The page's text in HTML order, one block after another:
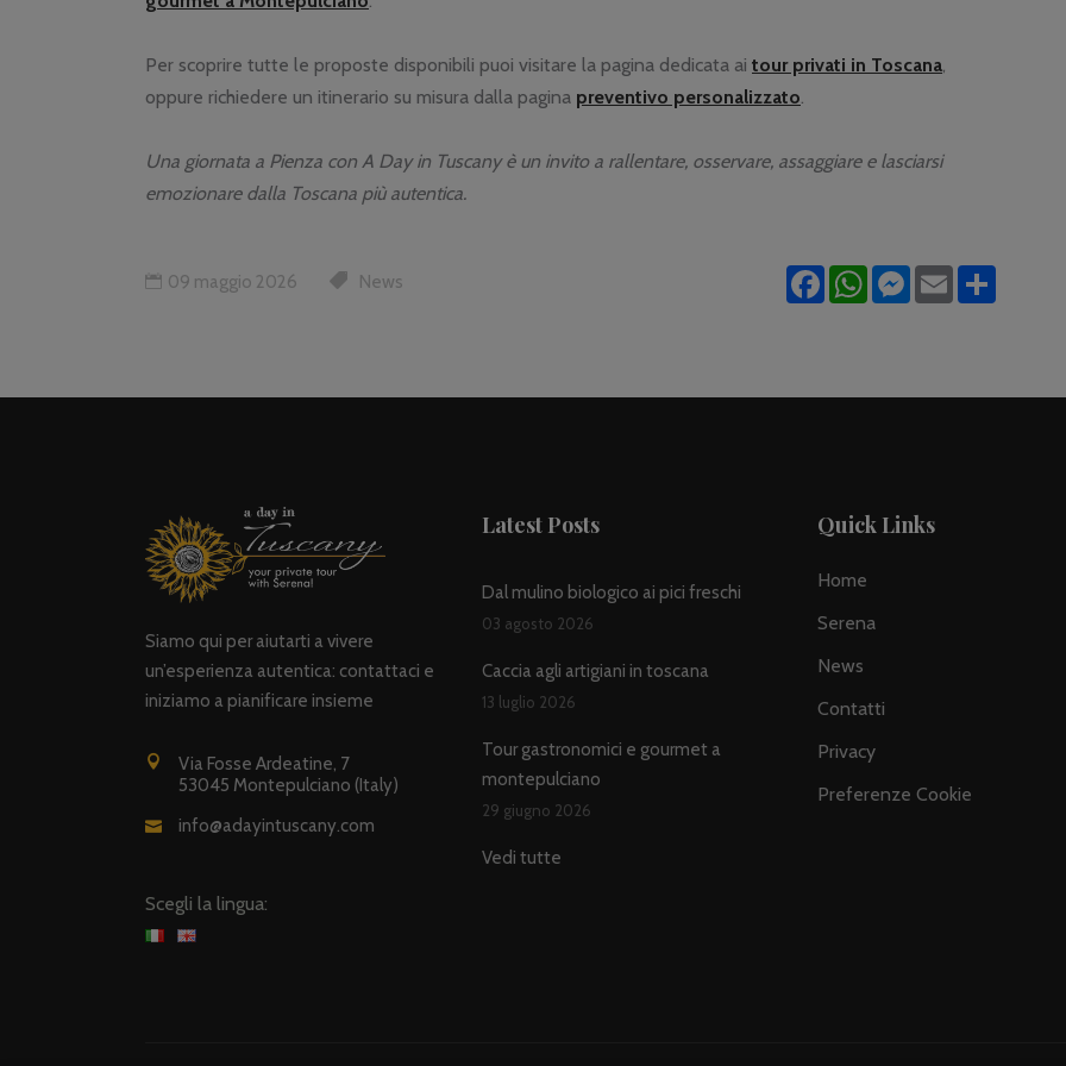
Per scoprire tutte le proposte disponibili puoi visitare la pagina dedicata ai tour privati in Toscana,
oppure richiedere un itinerario su misura dalla pagina preventivo personalizzato.
Una giornata a Pienza con A Day in Tuscany è un invito a rallentare, osservare, assaggiare e lasciarsi
emozionare dalla Toscana più autentica.
09 maggio 2026 News FacebookWhatsAppMessenger
EmailShare
Siamo qui per aiutarti a vivere
un’esperienza autentica: contattaci e
iniziamo a pianificare insieme
Via Fosse Ardeatine, 7
53045 Montepulciano (Italy)
info@adayintuscany.com
Scegli la lingua:
Latest Posts
Dal mulino biologico ai pici freschi
03 agosto 2026
Caccia agli artigiani in toscana
13 luglio 2026
Tour gastronomici e gourmet a
montepulciano
29 giugno 2026
Vedi tutte
Quick Links
Home
Serena
News
Contatti
Privacy
Preferenze Cookie